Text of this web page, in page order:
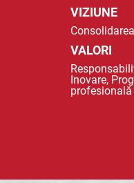
VIZIUNE
VALORI
Inovare,
profesională